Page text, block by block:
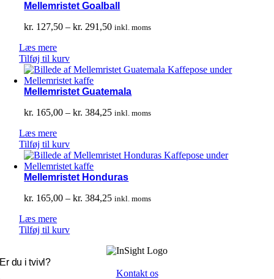
Mellemristet Goalball
kr. 127,50 – kr. 291,50Prisinterval:
inkl. moms
Læs mere
Tilføj til kurv
Mellemristet Guatemala
kr. 165,00 – kr. 384,25Prisinterval:
inkl. moms
Læs mere
Tilføj til kurv
Mellemristet Honduras
kr. 165,00 – kr. 384,25Prisinterval:
inkl. moms
Læs mere
Tilføj til kurv
Er du i tvivl?
Kontakt os